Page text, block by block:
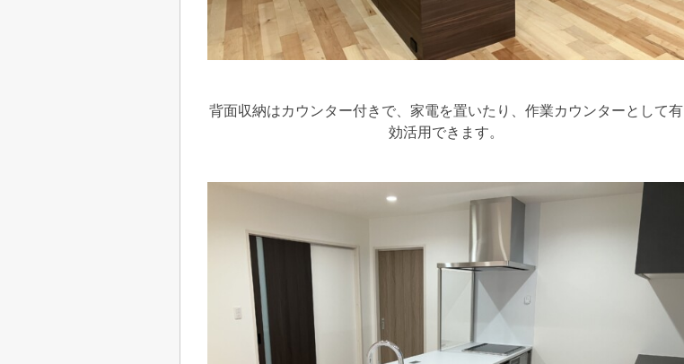
背面収納はカウンター付きで、家電を置いたり、作業カウンターとして有
効活用できます。